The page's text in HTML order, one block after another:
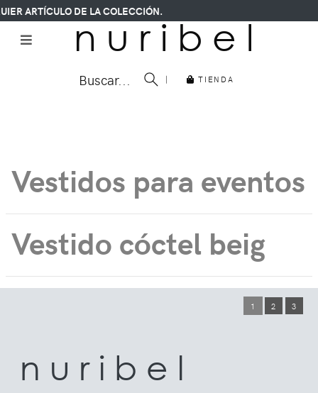
ARTÍCULO DE LA COLECCIÓN.
n u r i b e l
Buscar... | TIENDA
Vestidos para eventos
Vestido cóctel beig
1 2 3
n u r i b e l